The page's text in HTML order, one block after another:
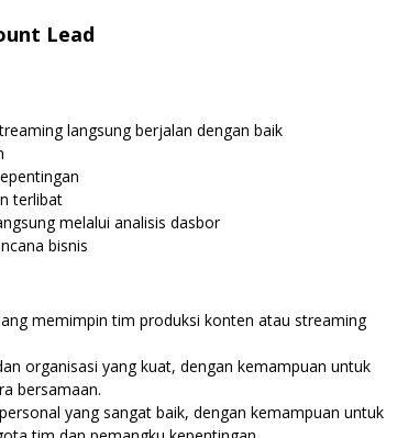
Lead
langsung berjalan dengan baik
terlibat
melalui analisis dasbor
bisnis
memimpin tim produksi konten atau streaming
organisasi yang kuat, dengan kemampuan untuk
bersamaan.
yang sangat baik, dengan kemampuan untuk